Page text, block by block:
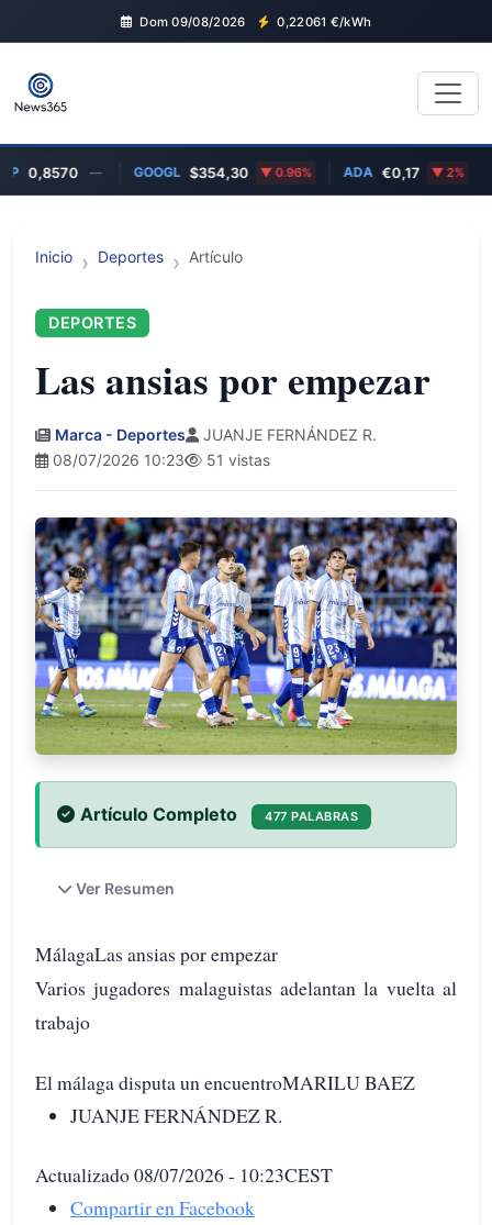
Dom 09/08/2026 0,22061 €/kWh
0,8570 — GOOGL $354,30 0.96% ADA €0,17 2%
Inicio Deportes Artículo
DEPORTES
Las ansias por empezar
Marca - Deportes
JUANJE FERNÁNDEZ R.
08/07/2026 10:23
51 vistas
Artículo Completo 477 PALABRAS
Ver Resumen
MálagaLas ansias por empezar
Varios jugadores malaguistas adelantan la vuelta al
trabajo
El málaga disputa un encuentroMARILU BAEZ
JUANJE FERNÁNDEZ R.
Actualizado 08/07/2026 - 10:23CEST
Compartir en Facebook